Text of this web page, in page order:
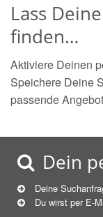
Lass
finden…
Aktiviere Deinen
Speichere Deine
passende
Dein
Deine
Du wirst per E-